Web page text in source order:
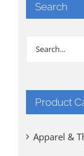
Search
Product
Apparel &